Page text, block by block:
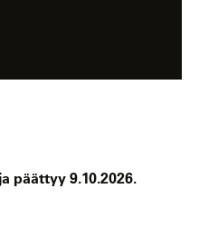
päättyy 9.10.2026.